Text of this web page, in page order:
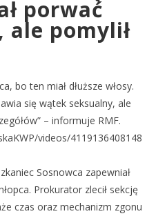
porwać
ale pomylił
bo ten miał dłuższe włosy.
się wątek seksualny, ale
– informuje RMF.
videos/4119136408148
Sosnowca zapewniał
Prokurator zlecił sekcję
czas oraz mechanizm zgonu